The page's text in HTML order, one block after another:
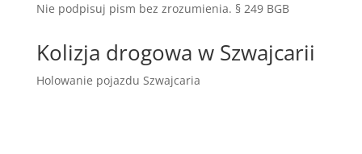
Nie podpisuj pism bez zrozumienia. § 249 BGB
Kolizja drogowa w Szwajcarii
Holowanie pojazdu Szwajcaria